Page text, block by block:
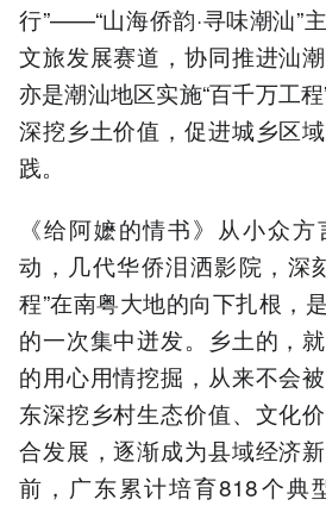
行”——“山海侨韵·寻味潮汕”
文旅发展赛道，协同推进汕
亦是潮汕地区实施“百千万工程
深挖乡土价值，促进城乡区
践。
《给阿嬷的情书》从小众
动，几代华侨泪洒影院，深
程”在南粤大地的向下扎根，
的一次集中迸发。乡土的，
的用心用情挖掘，从来不会
东深挖乡村生态价值、文化
合发展，逐渐成为县域经济
前，广东累计培育818个典